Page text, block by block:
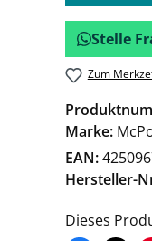
Stelle
Zum
Marke:
EAN:
Hersteller-
Dieses